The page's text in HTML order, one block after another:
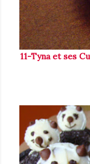
11-Tyna et ses